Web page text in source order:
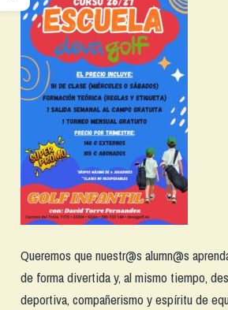
Queremos que nuestr@s alumn@s
de forma divertida y, al mismo tiempo,
deportiva, compañerismo y espíritu de